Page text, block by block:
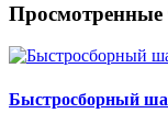
Просмотренные
Быстросборный